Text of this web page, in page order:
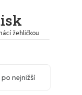
žehličkou